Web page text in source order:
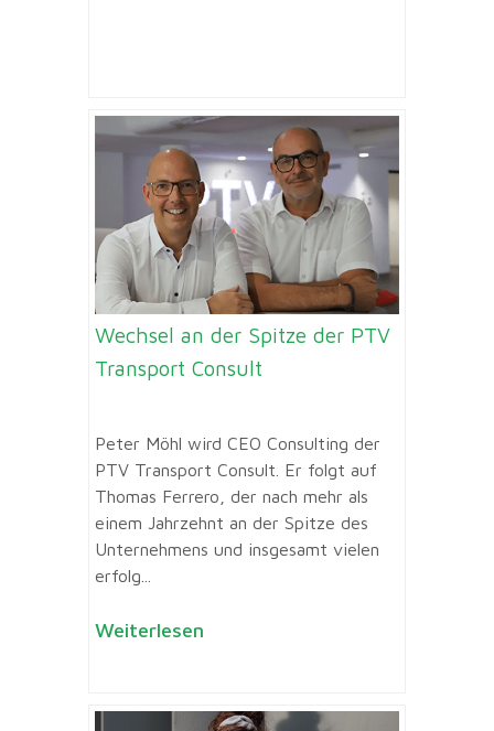
Wechsel an der Spitze der PTV
Transport Consult
Peter Möhl wird CEO Consulting der
PTV Transport Consult. Er folgt auf
Thomas Ferrero, der nach mehr als
einem Jahrzehnt an der Spitze des
Unternehmens und insgesamt vielen
erfolg...
Weiterlesen